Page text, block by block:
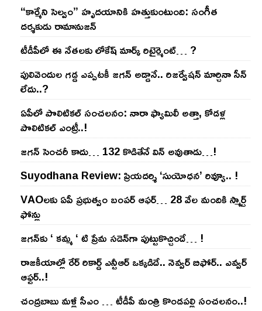
“కార్మేని సెల్వం” హృదయానికి హత్తుకుంటుంది: సంగీత
దర్శకుడు రామానుజన్
టీడీపీలో ఈ నేత‌ల‌కు లోకేష్ మార్క్ రిటైర్మెంట్‌… ?
పులివెందుల గ‌డ్డ ఎప్ప‌ట‌కీ జ‌గ‌న్ అడ్డానే.. రిజ‌ర్వేష‌న్ మార్చినా సీన్
లేదు..?
ఏపీలో పొలిటిక‌ల్ సంచ‌ల‌నం: నారా ఫ్యామిలీ అత్తా, కోడ‌ళ్ల
పొలిటికల్ ఎంట్రీ..!
జ‌గ‌న్ సెంచ‌రీ కాదు… 132 కొడితేనే విన్ అవుతాడు…!
Suyodhana Review: ప్రియదర్శి ‘సుయోధన’ రివ్యూ.. !
VAOల‌కు ఏపీ ప్ర‌భుత్వం బంప‌ర్ ఆఫ‌ర్‌… 28 వేల మందికి స్మార్ట్
ఫోన్లు
జ‌గ‌న్‌కు ‘ క‌మ్మ ‘ టి ప్రేమ స‌డెన్‌గా పుట్టుకొచ్చిందే… !
రాజ‌కీయాల్లో రేర్ రికార్డ్ ఎన్టీఆర్ ఒక్క‌డిదే.. నెవ్వ‌ర్ బిఫోర్‌.. ఎవ్వ‌ర్
ఆఫ్ట‌ర్‌..!
చంద్ర‌బాబు మ‌ళ్లీ సీఎం … టీడీపీ మంత్రి కొండ‌ప‌ల్లి సంచ‌ల‌నం..!